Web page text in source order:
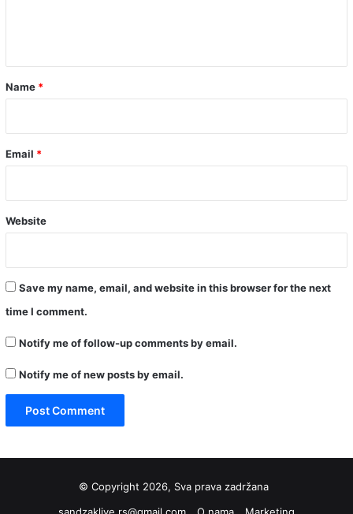
*
Name *
Email *
Website
Save my name, email, and website in this browser for the next
time I comment.
Notify me of follow-up comments by email.
Notify me of new posts by email.
© Copyright 2026, Sva prava zadržana
sandzaklive.rs@gmail.com
O nama Marketing